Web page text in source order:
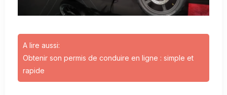
A lire aussi:
Obtenir son permis de conduire en ligne : simple et
rapide